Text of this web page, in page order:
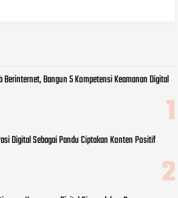
Berinternet, Bangun 5 Kompetensi Keamanan Digital
Digital Sebagai Pandu Ciptakan Konten Positif